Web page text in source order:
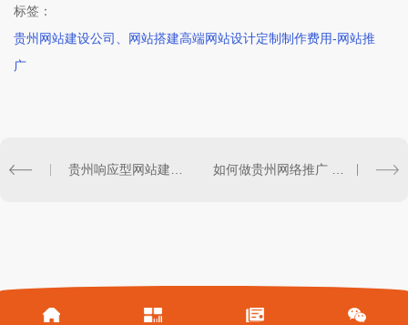
标签：
贵州网站建设公司、网站搭建高端网站设计定制制作费用-网站推
广